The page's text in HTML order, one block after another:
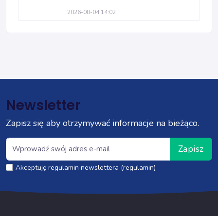
2026-08-04 14:02
Newsletter
Zapisz się aby otrzymywać informacje na bieżąco.
Zapisz
Akceptuję regulamin newslettera (regulamin)